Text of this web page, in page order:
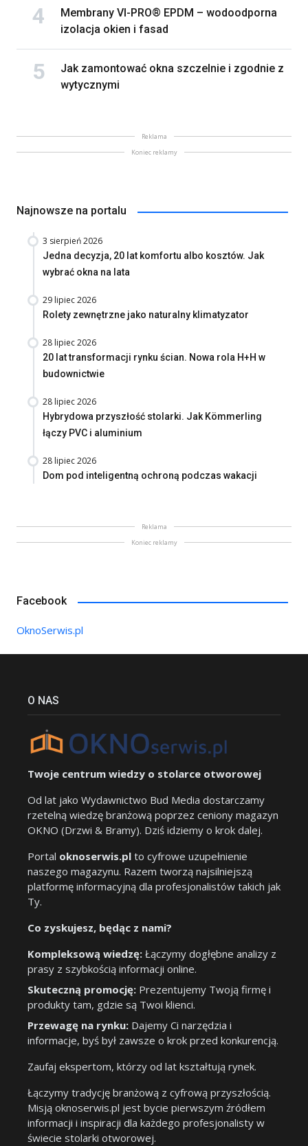
Membrany VI-PRO® EPDM – wodoodporna
izolacja okien i fasad
Jak zamontować okna szczelnie i zgodnie z
wytycznymi
Reklama
Koniec reklamy
Najnowsze na portalu
3 sierpień 2026
Jedna decyzja, 20 lat komfortu albo kosztów. Jak
wybrać okna na lata
29 lipiec 2026
Rolety zewnętrzne jako naturalny klimatyzator
28 lipiec 2026
20 lat transformacji rynku ścian. Nowa rola H+H w
budownictwie
28 lipiec 2026
Hybrydowa przyszłość stolarki. Jak Kömmerling
łączy PVC i aluminium
28 lipiec 2026
Dom pod inteligentną ochroną podczas wakacji
Reklama
Koniec reklamy
Facebook
OknoSerwis.pl
O NAS
Twoje centrum wiedzy o stolarce otworowej
Od lat jako Wydawnictwo Bud Media dostarczamy
rzetelną wiedzę branżową poprzez ceniony magazyn
OKNO (Drzwi & Bramy). Dziś idziemy o krok dalej.
Portal oknoserwis.pl to cyfrowe uzupełnienie
naszego magazynu. Razem tworzą najsilniejszą
platformę informacyjną dla profesjonalistów takich jak
Ty.
Co zyskujesz, będąc z nami?
Kompleksową wiedzę: Łączymy dogłębne analizy z
prasy z szybkością informacji online.
Skuteczną promocję: Prezentujemy Twoją firmę i
produkty tam, gdzie są Twoi klienci.
Przewagę na rynku: Dajemy Ci narzędzia i
informacje, byś był zawsze o krok przed konkurencją.
Zaufaj ekspertom, którzy od lat kształtują rynek.
Łączymy tradycję branżową z cyfrową przyszłością.
Misją oknoserwis.pl jest bycie pierwszym źródłem
informacji i inspiracji dla każdego profesjonalisty w
świecie stolarki otworowej.